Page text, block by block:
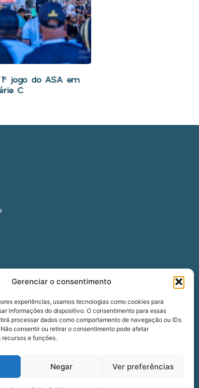
Gerenciar o consentimento
experiências, usamos tecnologias como cookies para
informações do dispositivo. O consentimento para essas
processar dados como comportamento de navegação ou IDs
consentir ou retirar o consentimento pode afetar
e funções.
Negar Ver preferências
jogo do ASA em
C
fiveagência